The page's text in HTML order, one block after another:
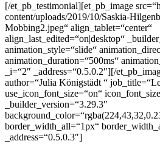
[/et_pb_testimonial][et_pb_image
content/uploads/2019/10/Saskia-
Mobbing2.jpeg“ align_tablet=“center“
align_last_edited=“on|desktop“
animation_style=“slide“
animation_duration=“500ms“
_i=“2″ _address=“0.5.0.2″][/
author=“Julia Königstädt “
use_icon_font_size=“on“
_builder_version=“3.29.3″
border_width_all=“1px“
_address=“0.5.0.3″]